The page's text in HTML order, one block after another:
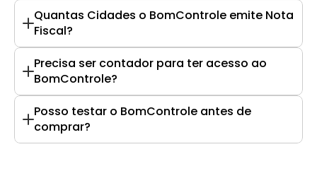
Quantas Cidades o BomControle emite Nota
Fiscal?
Precisa ser contador para ter acesso ao
BomControle?
Posso testar o BomControle antes de
comprar?